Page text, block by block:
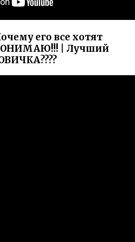
его все хотят
ПОНИМАЮ!!! | Лучший